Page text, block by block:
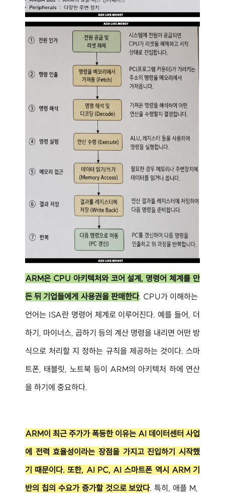
ARM은 CPU 아키텍처와 코어 설계, 명령어 체계를 만
든 뒤 기업들에게 사용권을 판매한다. CPU가 이해하는
언어는 ISA란 명령어 체계로 이루어진다. 예를 들어, 더
하기, 마이너스, 곱하기 등의 계산 명령을 내리면 어떤 방
식으로 처리할 지 정하는 규칙을 제공하는 것이다. 스마
트폰, 태블릿, 노트북 등이 ARM의 아키텍처 하에 연산
을 하기에 중요하다.
ARM이 최근 주가가 폭등한 이유는 AI 데이터센터 사업
에 전력 효율성이라는 장점을 가지고 진입하기 시작했
기 때문이다. 또한, AI PC, AI 스마트폰 역시 ARM 기
반의 칩의 수요가 증가할 것으로 보았다. 특히, 애플 M,